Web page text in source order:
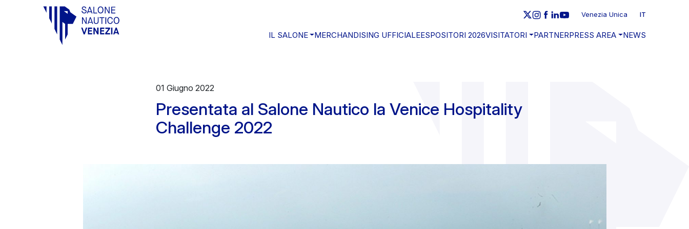
Vai al contenuto principale
Venezia Unica IT
IL SALONE MERCHANDISING UFFICIALEESPOSITORI 2026VISITATORI PARTNERPRESS AREA NEWS
01 Giugno 2022
Presentata al Salone Nautico la Venice Hospitality
Challenge 2022